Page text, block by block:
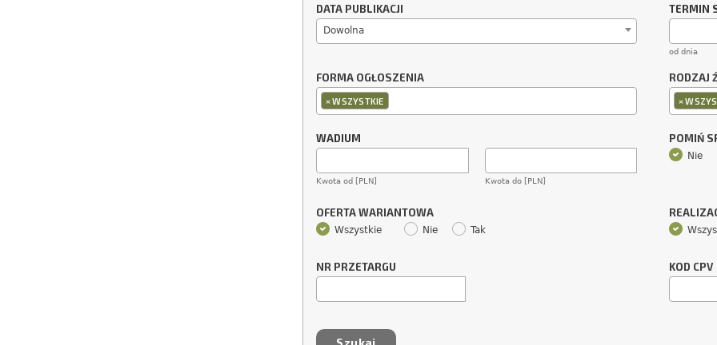
DATA PUBLIKACJI
Dowolna
TERMIN
od dnia
FORMA OGŁOSZENIA
×WSZYSTKIE
RODZAJ
×
WADIUM
Kwota od [PLN] Kwota do [PLN]
POMIŃ
Nie
OFERTA WARIANTOWA
Wszystkie Nie Tak
NR PRZETARGU KOD CPV